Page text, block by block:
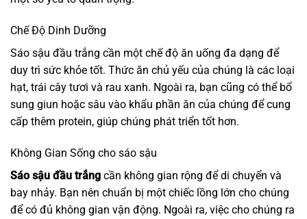
Chế Độ Dinh Dưỡng
Sáo sậu đầu trắng cần một chế độ ăn uống đa dạng để
duy trì sức khỏe tốt. Thức ăn chủ yếu của chúng là các loại
hạt, trái cây tươi và rau xanh. Ngoài ra, bạn cũng có thể bổ
sung giun hoặc sâu vào khẩu phần ăn của chúng để cung
cấp thêm protein, giúp chúng phát triển tốt hơn.
Không Gian Sống cho sáo sậu
Sáo sậu đầu trắng cần không gian rộng để di chuyển và
bay nhảy. Bạn nên chuẩn bị một chiếc lồng lớn cho chúng
để có đủ không gian vận động. Ngoài ra, việc cho chúng ra